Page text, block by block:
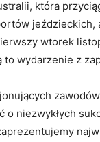
która
jeździeckich,
wtorek
⁢to wydarzenie z
o niezwykłych